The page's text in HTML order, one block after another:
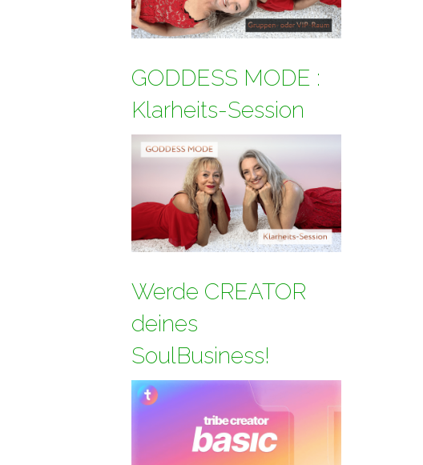
GODDESS MODE :
Klarheits-Session
Werde CREATOR
deines
SoulBusiness!